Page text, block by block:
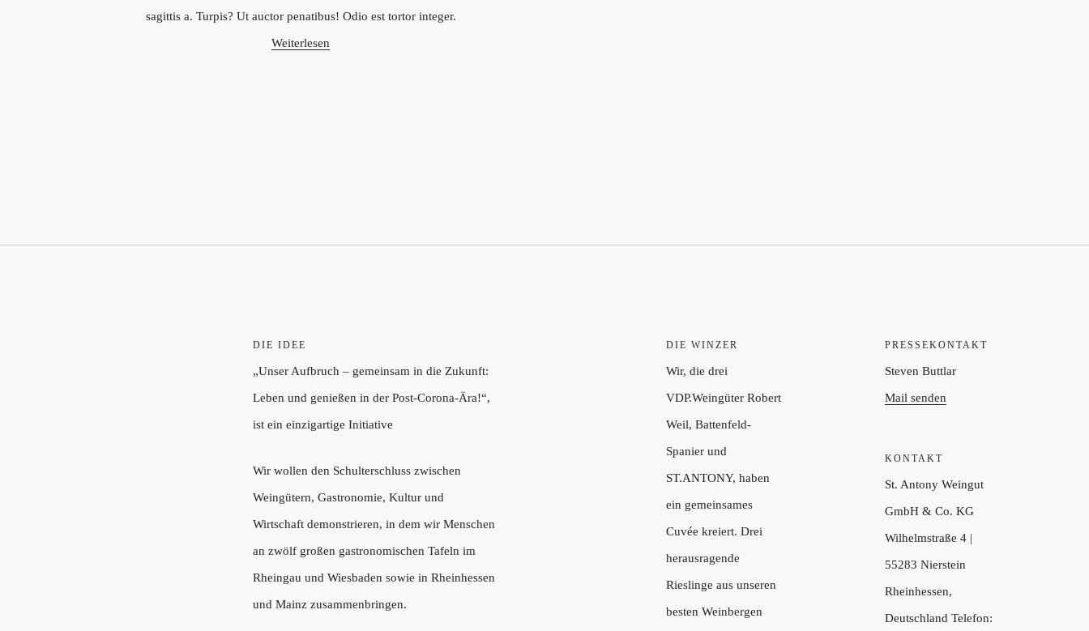
sagittis a. Turpis? Ut auctor penatibus! Odio est tortor integer.
Weiterlesen
DIE IDEE
„Unser Aufbruch – gemeinsam in die Zukunft:
Leben und genießen in der Post-Corona-Ära!“,
ist ein einzigartige Initiative
Wir wollen den Schulterschluss zwischen
Weingütern, Gastronomie, Kultur und
Wirtschaft demonstrieren, in dem wir Menschen
an zwölf großen gastronomischen Tafeln im
Rheingau und Wiesbaden sowie in Rheinhessen
und Mainz zusammenbringen.
DIE WINZER
Wir, die drei
VDP.Weingüter Robert
Weil, Battenfeld-
Spanier und
ST.ANTONY, haben
ein gemeinsames
Cuvée kreiert. Drei
herausragende
Rieslinge aus unseren
besten Weinbergen
PRESSEKONTAKT
Steven Buttlar
Mail senden
KONTAKT
St. Antony Weingut
GmbH & Co. KG
Wilhelmstraße 4 |
55283 Nierstein
Rheinhessen,
Deutschland Telefon: